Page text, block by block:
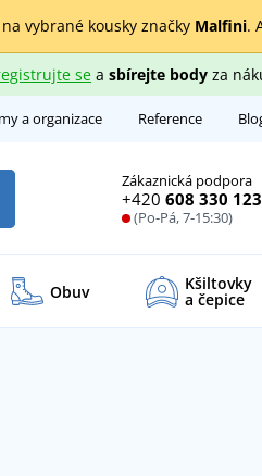
vybrané kousky značky Malfini.
sea sbírejte bodyza
a organizace Reference
Zákaznická podpora
+420 608 330 123
(Po-Pá, 7-15:30)
Obuv Kšiltovky
a čepice